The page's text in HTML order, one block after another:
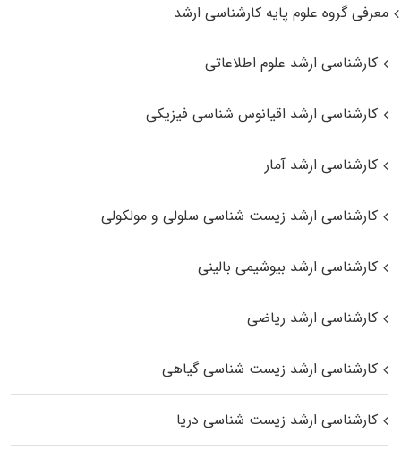
معرفی گروه علوم پایه کارشناسی ارشد
کارشناسی ارشد علوم اطلاعاتی
کارشناسی ارشد اقیانوس‌ شناسی فیزیکی
کارشناسی ارشد آمار
کارشناسی ارشد زیست شناسی سلولی و مولکولی
کارشناسی ارشد بیوشیمی بالینی
کارشناسی ارشد ریاضی
کارشناسی ارشد زیست‌ شناسی گیاهی
کارشناسی ارشد زیست‌ شناسی دریا